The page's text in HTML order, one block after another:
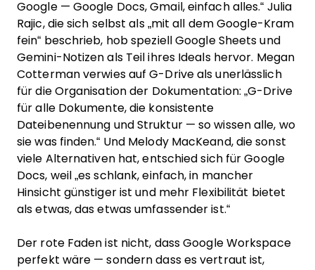
Google — Google Docs, Gmail, einfach alles.“ Julia
Rajic, die sich selbst als „mit all dem Google-Kram
fein“ beschrieb, hob speziell Google Sheets und
Gemini-Notizen als Teil ihres Ideals hervor. Megan
Cotterman verwies auf G-Drive als unerlässlich
für die Organisation der Dokumentation: „G-Drive
für alle Dokumente, die konsistente
Dateibenennung und Struktur — so wissen alle, wo
sie was finden.“ Und Melody MacKeand, die sonst
viele Alternativen hat, entschied sich für Google
Docs, weil „es schlank, einfach, in mancher
Hinsicht günstiger ist und mehr Flexibilität bietet
als etwas, das etwas umfassender ist.“
Der rote Faden ist nicht, dass Google Workspace
perfekt wäre — sondern dass es vertraut ist,